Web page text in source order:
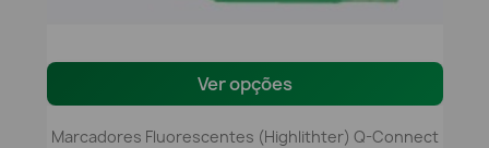
Ver opções
Marcadores Fluorescentes (Highlithter) Q-Connect